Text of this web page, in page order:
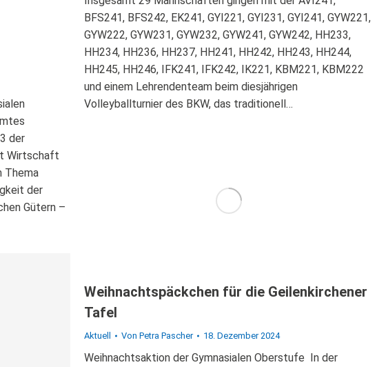
der
Wirtschaft
Thema
der
Gütern –
BFS241, BFS242, EK241, GYI221, GYI231, GYI241, GYW221,
GYW222, GYW231, GYW232, GYW241, GYW242, HH233,
HH234, HH236, HH237, HH241, HH242, HH243, HH244,
HH245, HH246, IFK241, IFK242, IK221, KBM221, KBM222
und einem Lehrendenteam beim diesjährigen
Volleyballturnier des BKW, das traditionell…
Weihnachtspäckchen für die Geilenkirchener
Tafel
Aktuell Von Petra Pascher 18. Dezember 2024
Weihnachtsaktion der Gymnasialen Oberstufe In der